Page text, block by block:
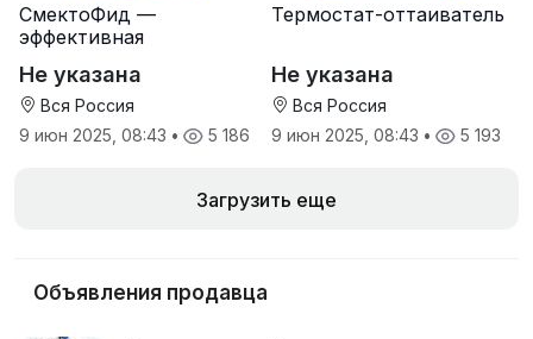
СмектоФид —
эффективная
антидиарейная
кормовая добавка для
телят
Не указана
Вся Россия
9 июн 2025, 08:43 • 5 186
Термостат-оттаиватель
Не указана
Вся Россия
9 июн 2025, 08:43 • 5 193
Загрузить еще
Объявления продавца